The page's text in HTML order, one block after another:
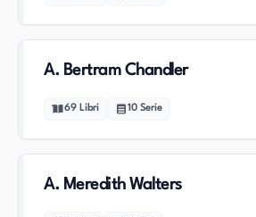
A. Bertram Chandler
69 Libri 10 Serie
A. Meredith Walters